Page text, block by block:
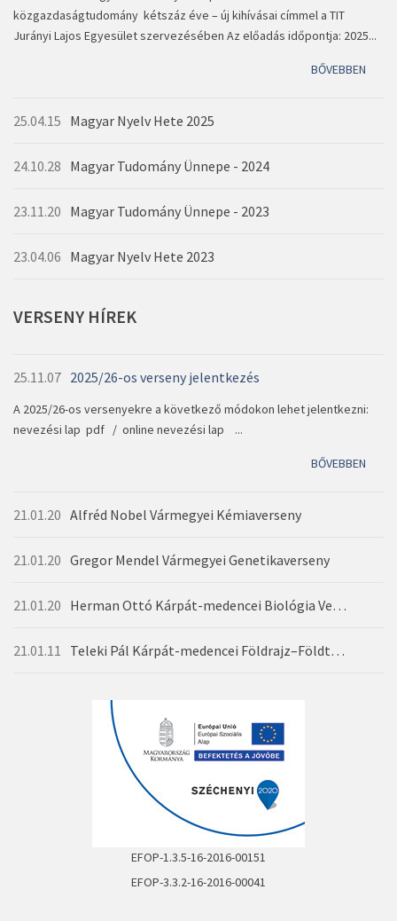
közgazdaságtudomány kétszáz éve – új kihívásai címmel a TIT
Jurányi Lajos Egyesület szervezésében Az előadás időpontja: 2025...
BŐVEBBEN
25.04.15 Magyar Nyelv Hete 2025
24.10.28 Magyar Tudomány Ünnepe - 2024
23.11.20 Magyar Tudomány Ünnepe - 2023
23.04.06 Magyar Nyelv Hete 2023
VERSENY HÍREK
25.11.07 2025/26-os verseny jelentkezés
A 2025/26-os versenyekre a következő módokon lehet jelentkezni:
nevezési lap pdf / online nevezési lap ...
BŐVEBBEN
21.01.20 Alfréd Nobel Vármegyei Kémiaverseny
21.01.20 Gregor Mendel Vármegyei Genetikaverseny
21.01.20 Herman Ottó Kárpát-medencei Biológia Verseny
21.01.11 Teleki Pál Kárpát-medencei Földrajz–Földtan Verseny
EFOP-1.3.5-16-2016-00151
EFOP-3.3.2-16-2016-00041